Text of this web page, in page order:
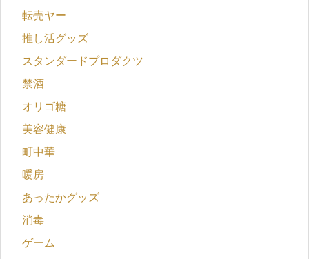
転売ヤー
推し活グッズ
スタンダードプロダクツ
禁酒
オリゴ糖
美容健康
町中華
暖房
あったかグッズ
消毒
ゲーム